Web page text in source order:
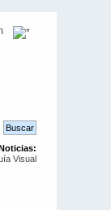
Visual